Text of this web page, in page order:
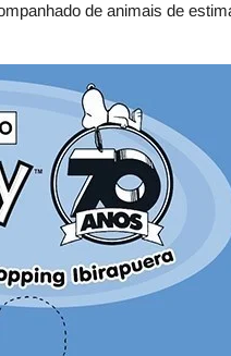
de animais de